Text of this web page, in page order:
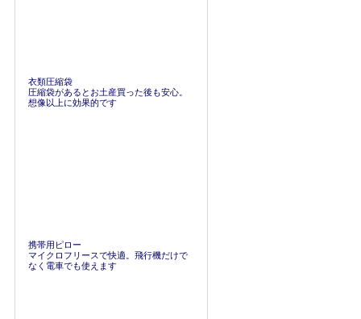
衣類圧縮袋
圧縮袋があるとお土産買った後も安心。
想像以上に効果的です
携帯用ピロー
マイクロフリースで快適。飛行機だけで
なく電車でも使えます